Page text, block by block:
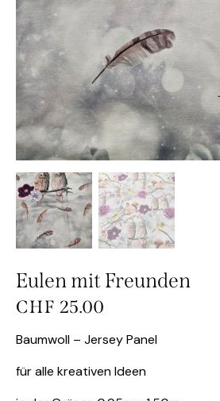
Eulen mit Freunden
CHF 25.00
Baumwoll – Jersey Panel
für alle kreativen Ideen